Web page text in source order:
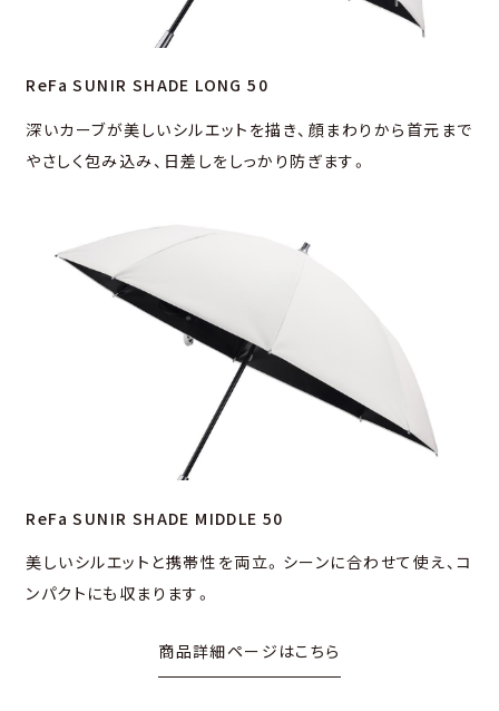
ReFa SUNIR SHADE LONG 50
深いカーブが美しいシルエットを描き、顔まわりから⾸元まで
やさしく包み込み、⽇差しをしっかり防ぎます。
ReFa SUNIR SHADE MIDDLE 50
美しいシルエットと携帯性を両⽴。シーンに合わせて使え、コ
ンパクトにも収まります。
商品詳細ページはこちら